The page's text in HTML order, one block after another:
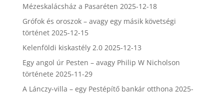
Mézeskalácsház a Pasaréten 2025-12-18
Grófok és oroszok – avagy egy másik követségi
történet 2025-12-15
Kelenföldi kiskastély 2.0 2025-12-13
Egy angol úr Pesten – avagy Philip W Nicholson
története 2025-11-29
A Lánczy-villa – egy Pestépítő bankár otthona 2025-